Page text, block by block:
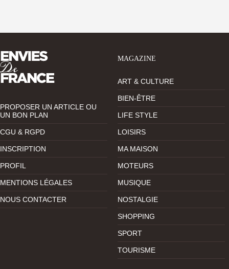
PROPOSER UN ARTICLE OU
UN BON PLAN
CGU & RGPD
INSCRIPTION
PROFIL
MENTIONS LÉGALES
NOUS CONTACTER
MAGAZINE
ART & CULTURE
BIEN-ÊTRE
LIFE STYLE
LOISIRS
MA MAISON
MOTEURS
MUSIQUE
NOSTALGIE
SHOPPING
SPORT
TOURISME